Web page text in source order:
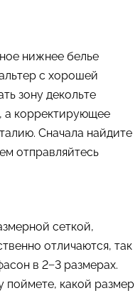
нижнее белье
с хорошей
зону декольте
а корректирующее
Сначала найдите
отправляйтесь
сеткой,
отличаются, так
в 2−3 размерах.
поймете, какой размер